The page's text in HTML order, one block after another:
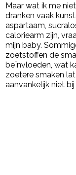
Maar wat ik me
dranken vaak
aspartaam,
caloriearm zijn,
mijn baby.
zoetstoffen de
beïnvloeden, wat
zoetere smaken
aanvankelijk niet